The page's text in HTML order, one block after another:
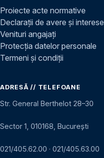
Proiecte acte normative
Declarații de avere și interese
Venituri angajați
Protecția datelor personale
Termeni și condiții
ADRESĂ // TELEFOANE
Str. General Berthelot 28–30
Sector 1, 010168, București
021/405.62.00 · 021/405.63.00